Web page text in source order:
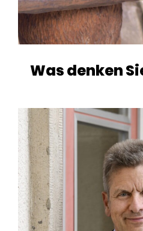
Was denken